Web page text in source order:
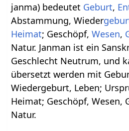
janma) bedeutet Geburt,
Abstammung, Wieder
Heimat; Geschöpf,Wesen,
Natur. Janman ist ein
Geschlecht Neutrum, und
übersetzt werden mit
Wiedergeburt, Leben;
Heimat; Geschöpf, Wesen,
Natur.